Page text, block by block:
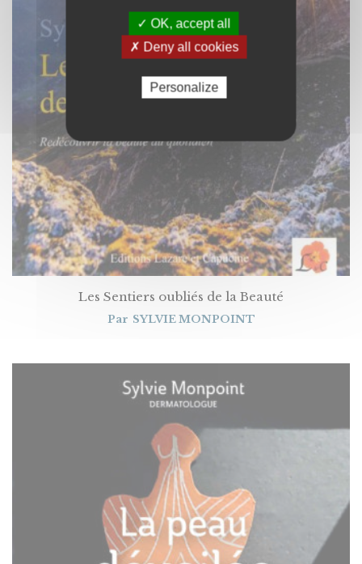
Les Sentiers oubliés de la Beauté
Par SYLVIE MONPOINT
✓ OK, accept all
✗ Deny all cookies
Personalize